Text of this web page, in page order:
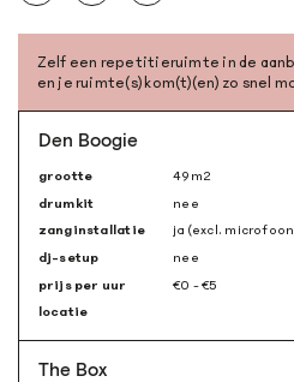
Zelf een repetitieruimte in de
en je ruimte(s) kom(t)(en) zo snel
Den Boogie
grootte 49m2
drumkit
nee
zanginstallatie
ja (excl.
dj-setup
nee
prijs per uur
€0 - €5
locatie
The Box